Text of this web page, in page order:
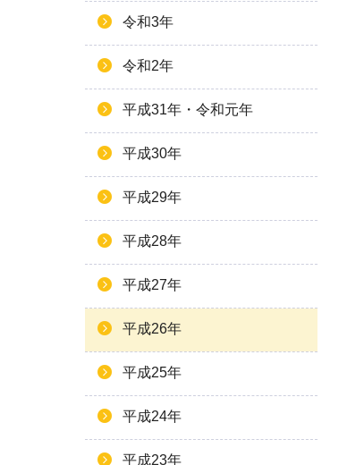
令和3年
令和2年
平成31年・令和元年
平成30年
平成29年
平成28年
平成27年
平成26年
平成25年
平成24年
平成23年